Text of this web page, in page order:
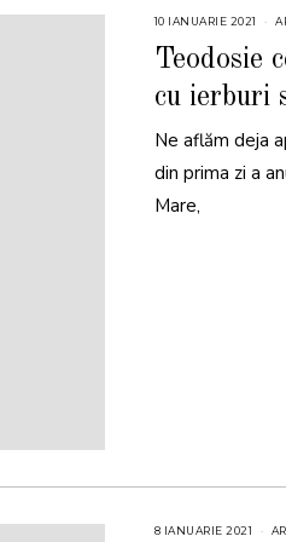
10 IANUARIE 2021
Teodosie
cu ierburi
Ne aflăm deja
din prima zi a
Mare,
8 IANUARIE 2021